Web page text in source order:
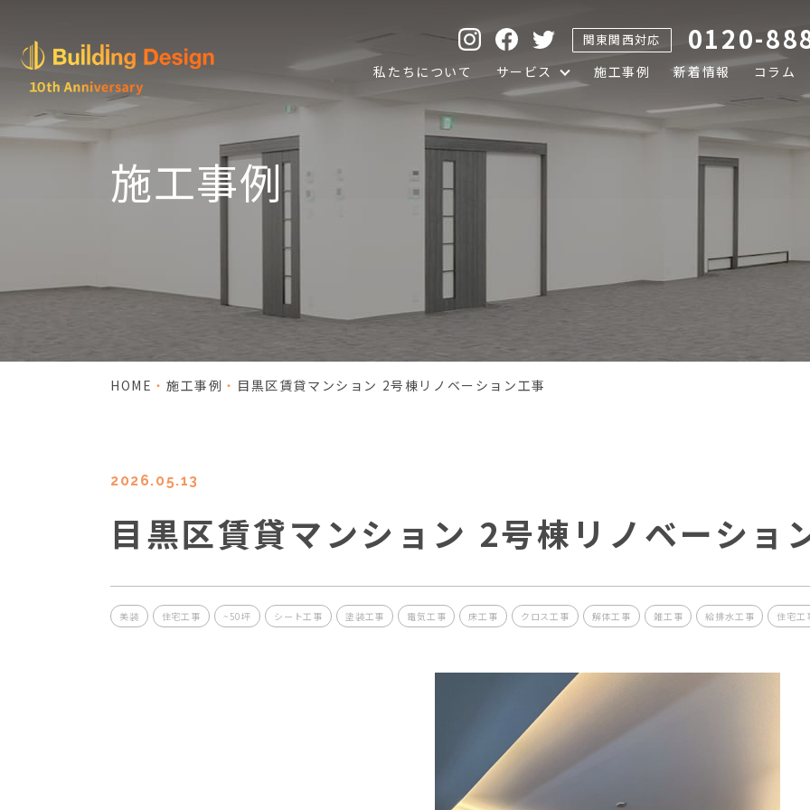
関東関西対応 0120-
私たちについて サービス 施工事例 新着情報 コラム
施工事例
HOME 施工事例 目黒区賃貸マンション 2号棟リノベーション工事
2026.05.13
目黒区賃貸マンション 2号棟リノベーショ
美装 住宅工事 ~50坪 シート工事 塗装工事 電気工事 床工事 クロス工事 解体工事 雑工事 給排水工事 住宅工